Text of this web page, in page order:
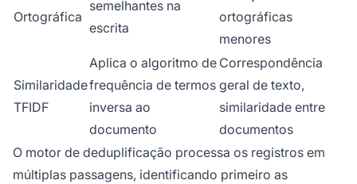
Ortográfica
semelhantes na
escrita
ortográficas
menores
Similaridade
TFIDF
Aplica o algoritmo de
frequência de termos
inversa ao
documento
Correspondência
geral de texto,
similaridade entre
documentos
O motor de deduplificação processa os registros em
múltiplas passagens, identificando primeiro as